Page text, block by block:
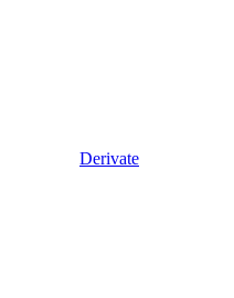
Derivate